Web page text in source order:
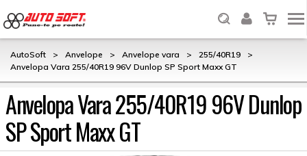
AutoSoft > Anvelope > Anvelope vara > 255/40R19
>
Anvelopa Vara 255/40R19 96V Dunlop SP Sport Maxx GT
Anvelopa Vara 255/40R19 96V Dunlop
SP Sport Maxx GT